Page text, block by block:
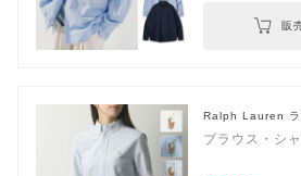
販
Ralph Lauren ラ
ブラウス・シ